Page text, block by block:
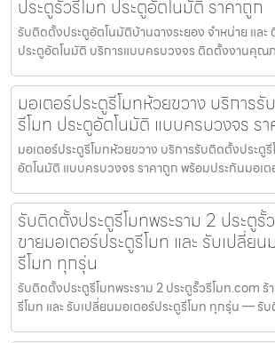
ประตูรั้วรีโมท ประตูอัตโนมัติ ราคาถูก
รับติดตั้งประตูอัตโนมัติบ้านฉางระยอง จำหน่าย และ
ประตูอัตโนมัติ บริการแบบครบวงจร ติดตั้งงานคุณ
มอเตอร์ประตูรีโมทห้วยขวาง บริการ
รีโมท ประตูอัตโนมัติ แบบครบวงจร ร
มอเตอร์ประตูรีโมทห้วยขวาง บริการรับติดตั้งประตูรี
อัตโนมัติ แบบครบวงจร ราคาถูก พร้อมประกันมอเต
รับติดตั้งประตูรีโมทพระราม 2 ประตูรั้
ขายมอเตอร์ประตูรีโมท และ รับเปลี่ยน
รีโมท ทุกรุ่น
รับติดตั้งประตูรีโมทพระราม 2 ประตูรั้วรีโมท.com ร้
รีโมท และ รับเปลี่ยนมอเตอร์ประตูรีโมท ทุกรุ่น — รับ